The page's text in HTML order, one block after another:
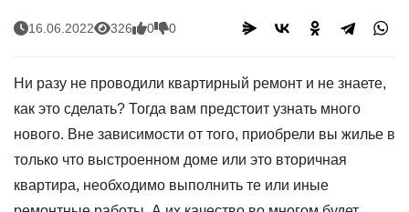
16.06.2022 326 0 0
Ни разу не проводили квартирный ремонт и не знаете,
как это сделать? Тогда вам предстоит узнать много
нового. Вне зависимости от того, приобрели вы жилье в
только что выстроенном доме или это вторичная
квартира, необходимо выполнить те или иные